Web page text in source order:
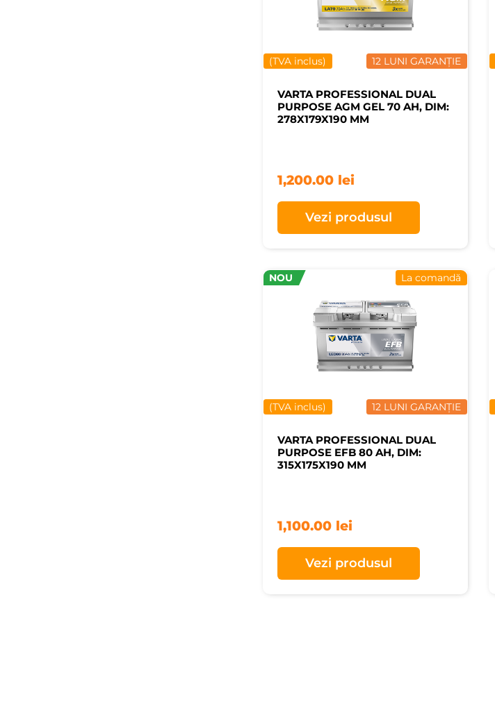
12 LUNI GARANȚIE
(TVA inclus)
VARTA PROFESSIONAL DUAL
PURPOSE AGM GEL 70 AH, DIM:
278X179X190 MM
1,200.00 lei
Vezi produsul
NOU
12 LUNI GARANȚIE
La comandă
(TVA inclus)
VARTA PROFESSIONAL DUAL
PURPOSE EFB 80 AH, DIM:
315X175X190 MM
1,100.00 lei
Vezi produsul